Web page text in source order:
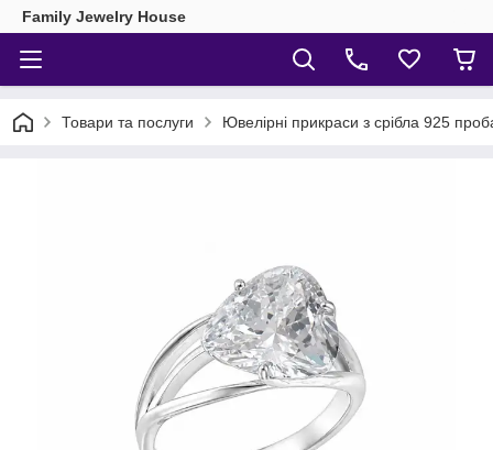
Family Jewelry House
Товари та послуги Ювелірні прикраси з срібла 925